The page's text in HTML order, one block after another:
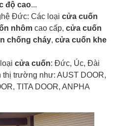
độ cao...
Đức: Các loại cửa cuốn
nhôm cao cấp, cửa cuốn
chống cháy, cửa cuốn khe
cửa cuốn: Đức, Úc, Đài
thị trường như: AUST DOOR,
TITA DOOR, ANPHA